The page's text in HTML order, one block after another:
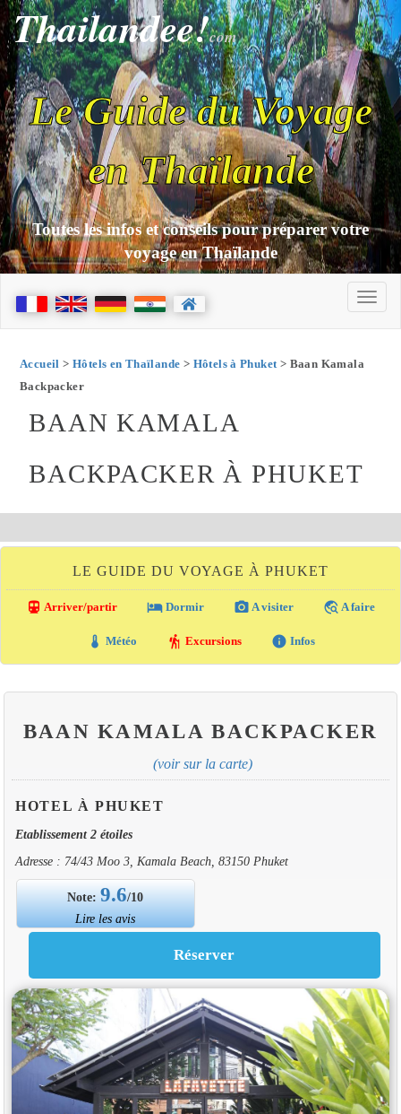
Thailandee!com
Le Guide du Voyage
en Thaïlande
Toutes les infos et conseils pour préparer votre
voyage en Thaïlande
Accueil > Hôtels en Thaïlande > Hôtels à Phuket> Baan Kamala
Backpacker
BAAN KAMALA
BACKPACKER À PHUKET
LE GUIDE DU VOYAGE À PHUKET
directions_transit Arriver/partir local_hotel Dormir photo_camera A visiter travel_explore A faire
thermostat Météo hiking Excursions info Infos
BAAN KAMALA BACKPACKER
(voir sur la carte)
HOTEL À PHUKET
Etablissement 2 étoiles
Adresse : 74/43 Moo 3, Kamala Beach, 83150 Phuket
Note:9.6/10
Lire les avis